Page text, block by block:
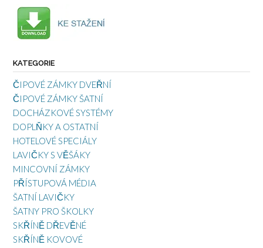
KATEGORIE
ČIPOVÉ ZÁMKY DVEŘNÍ
ČIPOVÉ ZÁMKY ŠATNÍ
DOCHÁZKOVÉ SYSTÉMY
DOPLŇKY A OSTATNÍ
HOTELOVÉ SPECIÁLY
LAVIČKY S VĚŠÁKY
MINCOVNÍ ZÁMKY
PŘÍSTUPOVÁ MÉDIA
ŠATNÍ LAVIČKY
ŠATNY PRO ŠKOLKY
SKŘÍNĚ DŘEVĚNÉ
SKŘÍNĚ KOVOVÉ